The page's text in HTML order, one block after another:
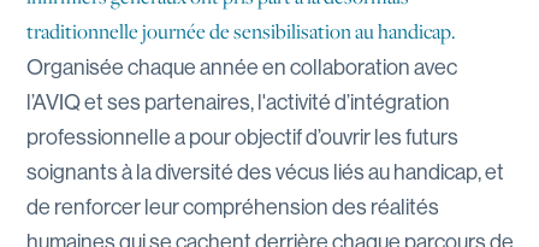
traditionnelle journée de sensibilisation au handicap.
Organisée chaque année en collaboration avec
l’AVIQ et ses partenaires, l'activité d’intégration
professionnelle a pour objectif d’ouvrir les futurs
soignants à la diversité des vécus liés au handicap, et
de renforcer leur compréhension des réalités